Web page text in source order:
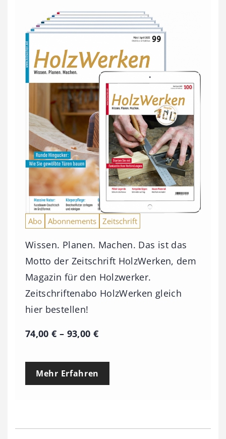
Abo Abonnements Zeitschrift
Wissen. Planen. Machen. Das ist das
Motto der Zeitschrift HolzWerken, dem
Magazin für den Holzwerker.
Zeitschriftenabo HolzWerken gleich
hier bestellen!
74,00€ – 93,00 €P
e
p
Mehr Erfahren